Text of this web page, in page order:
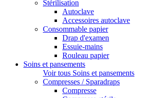
Stérilisation
Autoclave
Accessoires autoclave
Consommable papier
Drap d'examen
Essuie-mains
Rouleau papier
Soins et pansements
Voir tous Soins et pansements
Compresses / Sparadraps
Compresse